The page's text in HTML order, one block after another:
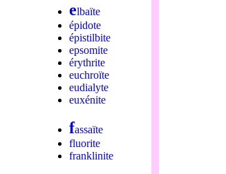
elbaïte
épidote
épistilbite
epsomite
érythrite
euchroïte
eudialyte
euxénite
fassaïte
fluorite
franklinite